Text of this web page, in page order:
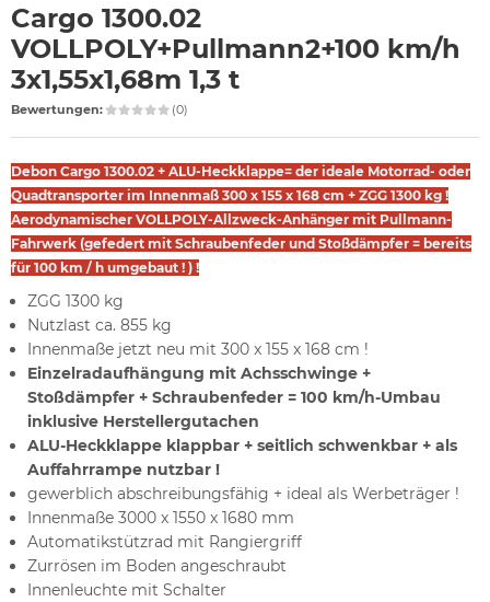
Cargo 1300.02
VOLLPOLY+Pullmann2+100 km/h
3x1,55x1,68m 1,3 t
Bewertungen: (0)
Debon Cargo 1300.02 + ALU-Heckklappe= der ideale Motorrad- oder
Quadtransporter im Innenmaß 300 x 155 x 168 cm + ZGG 1300 kg !
Aerodynamischer VOLLPOLY-Allzweck-Anhänger mit Pullmann-
Fahrwerk (gefedert mit Schraubenfeder und Stoßdämpfer = bereits
für 100 km / h umgebaut ! ) !
ZGG 1300 kg
Nutzlast ca. 855 kg
Innenmaße jetzt neu mit 300 x 155 x 168 cm !
Einzelradaufhängung mit Achsschwinge +
Stoßdämpfer + Schraubenfeder = 100 km/h-Umbau
inklusive Herstellergutachen
ALU-Heckklappe klappbar + seitlich schwenkbar + als
Auffahrrampe nutzbar !
gewerblich abschreibungsfähig + ideal als Werbeträger !
Innenmaße 3000 x 1550 x 1680 mm
Automatikstützrad mit Rangiergriff
Zurrösen im Boden angeschraubt
Innenleuchte mit Schalter